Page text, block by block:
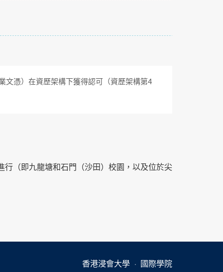
文憑）在資歷架構下獲得認可（資歷架構第4
（即九龍塘和石門（沙田）校園，以及位於尖
香港浸會大學 國際學院